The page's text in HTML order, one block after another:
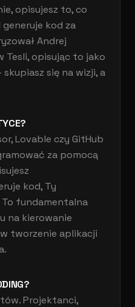
opisujesz to, co
kod za
Andrej
Tesli, opisując to jako
się na wizji, a
Lovable czy GitHub
za pomocą
kod, Ty
fundamentalna
na kierowanie
tworzenie aplikacji
Projektanci,